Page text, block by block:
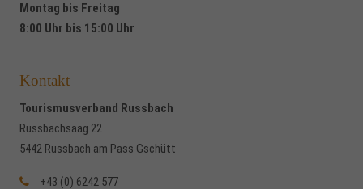
Montag bis Freitag
8:00 Uhr bis 15:00 Uhr
Kontakt
Tourismusverband Russbach
Russbachsaag 22
5442 Russbach am Pass Gschütt
+43 (0) 6242 577